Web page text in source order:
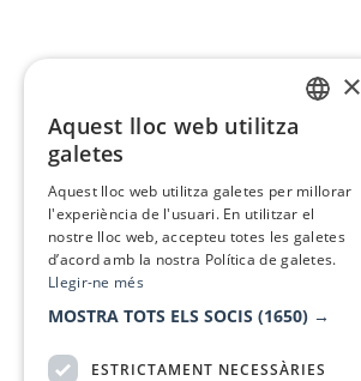
×
Aquest lloc web utilitza
galetes
Aquest lloc web utilitza galetes per millorar
l'experiència de l'usuari. En utilitzar el
nostre lloc web, accepteu totes les galetes
d’acord amb la nostra Política de galetes.
Llegir-ne més
MOSTRA TOTS ELS SOCIS (1650) →
ESTRICTAMENT NECESSÀRIES